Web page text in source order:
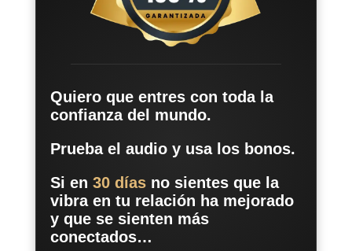
Quiero que entres con toda la
confianza del mundo.
Prueba el audio y usa los bonos.
Si en 30 díasno sientes que la
vibra en tu relación ha mejorado
y que se sienten más
conectados…